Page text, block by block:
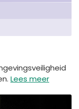
Lees meer